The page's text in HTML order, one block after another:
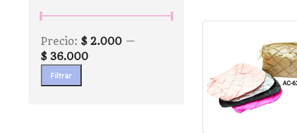
Filtrar
Precio: $ 2.000 —
$ 36.000